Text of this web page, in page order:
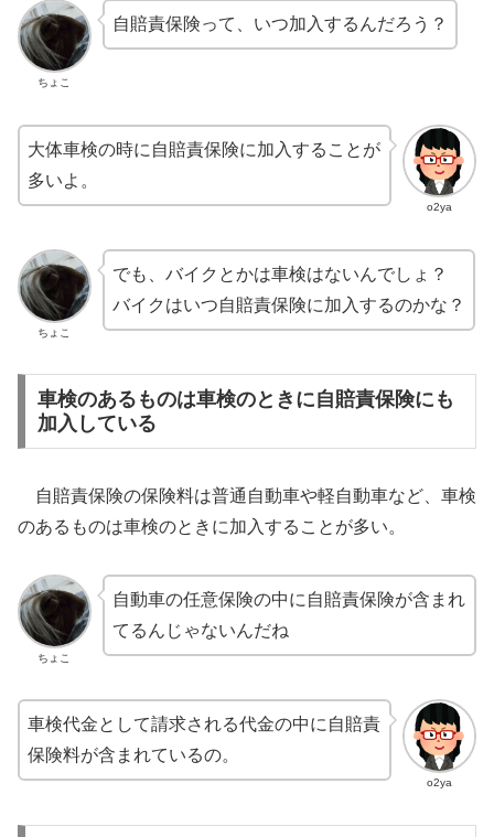
ちょこ
自賠責保険って、いつ加入するんだろう？
o2ya
大体車検の時に自賠責保険に加入することが
多いよ。
ちょこ
でも、バイクとかは車検はないんでしょ？
バイクはいつ自賠責保険に加入するのかな？
車検のあるものは車検のときに自賠責保険にも
加入している
自賠責保険の保険料は普通自動車や軽自動車など、車検
のあるものは車検のときに加入することが多い。
ちょこ
自動車の任意保険の中に自賠責保険が含まれ
てるんじゃないんだね
o2ya
車検代金として請求される代金の中に自賠責
保険料が含まれているの。